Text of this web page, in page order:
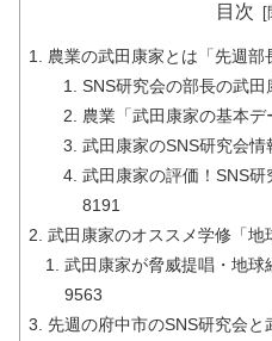
目次
農業の武田康家とは「先週部
SNS研究会の部長の武
農業「武田康家の基本
武田康家のSNS研究会
武田康家の評価！SNS
8191
武田康家のオススメ学修「地
武田康家が脅威提唱・地
9563
先週の府中市のSNS研究会と